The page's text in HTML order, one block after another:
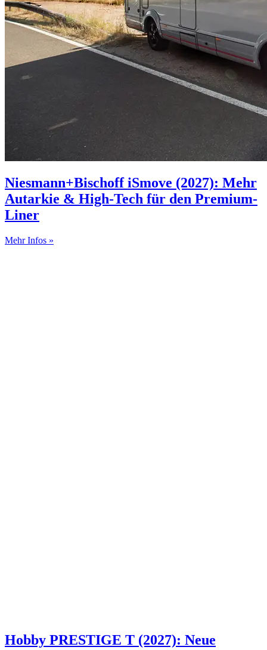
Niesmann+Bischoff iSmove (2027): Mehr
Autarkie & High-Tech für den Premium-
Liner
Mehr Infos »
Hobby PRESTIGE T (2027): Neue